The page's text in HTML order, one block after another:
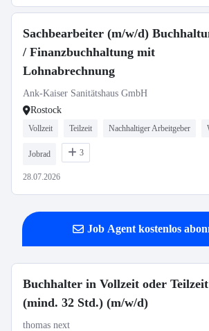
Sachbearbeiter (m/w/d)
/ Finanzbuchhaltung mit
Lohnabrechnung
Ank-Kaiser Sanitätshaus GmbH
Rostock
Vollzeit Teilzeit Nachhaltiger Arbeitgeber
Jobrad 3
28.07.2026
Job Agent kostenlos
Buchhalter in Vollzeit oder Teilzeit
(mind. 32 Std.) (m/w/d)
thomas next